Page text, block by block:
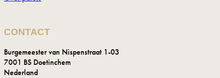
CONTACT
Burgemeester van Nispenstraat 1-03
7001 BS Doetinchem
Nederland